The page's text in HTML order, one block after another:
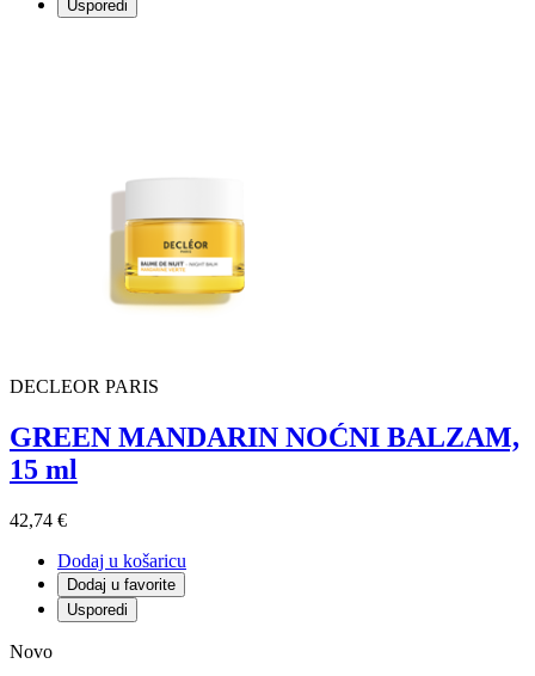
Usporedi
DECLEOR PARIS
GREEN MANDARIN NOĆNI BALZAM,
15 ml
42,74 €
Dodaj u košaricu
Dodaj u favorite
Usporedi
Novo